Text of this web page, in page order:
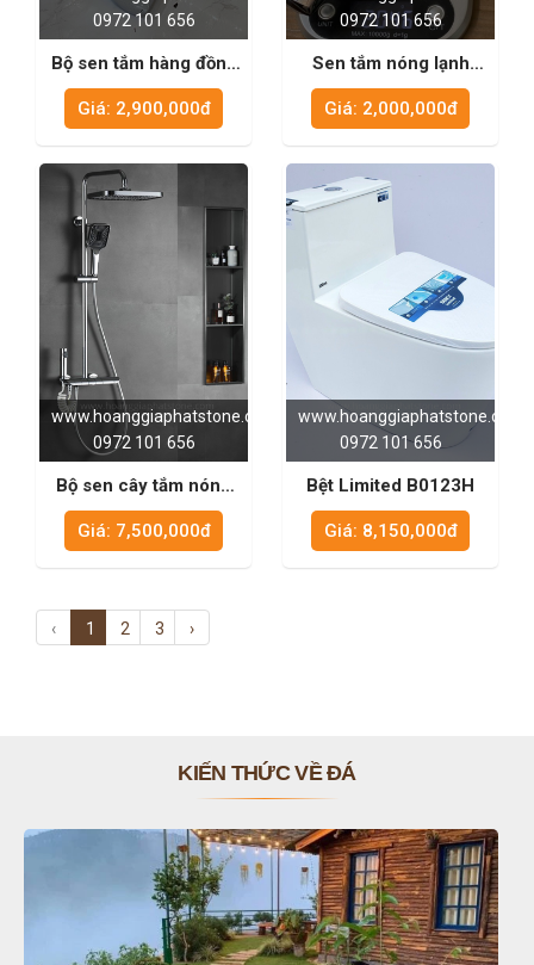
0972 101 656
Bộ sen tắm hàng đồng
cao cấp KD51112
Giá: 2,900,000đ
0972 101 656
Sen tắm nóng lạnh
SC6812
Giá: 2,000,000đ
www.hoanggiaphatstone.com
0972 101 656
Bộ sen cây tắm nóng
lạnh SC2246
Giá: 7,500,000đ
www.hoanggiaphatstone.com
0972 101 656
Bệt Limited B0123H
Giá: 8,150,000đ
‹ 1 2 3 ›
KIẾN THỨC VỀ ĐÁ